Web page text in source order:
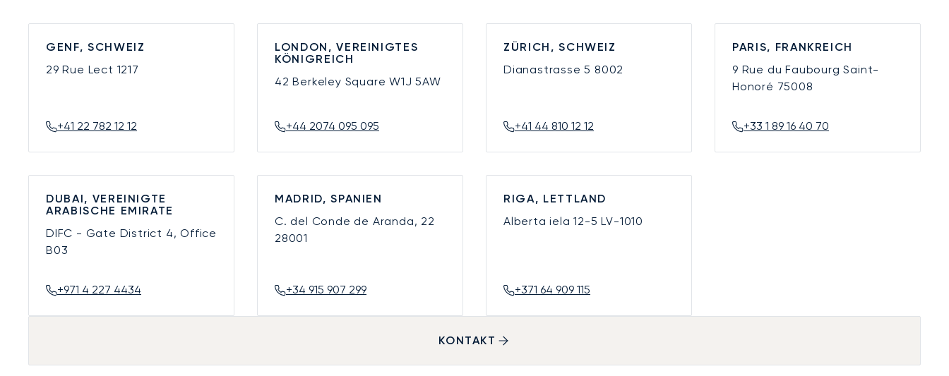
GENF, SCHWEIZ
29 Rue Lect 1217
+41 22 782 12 12
LONDON, VEREINIGTES
KÖNIGREICH
42 Berkeley SquareW1J 5AW
+44 2074 095 095
ZÜRICH, SCHWEIZ
Dianastrasse 5 8002
+41 44 810 12 12
PARIS, FRANKREICH
9 Rue du Faubourg Saint-
Honoré 75008
+33 1 89 16 40 70
DUBAI, VEREINIGTE
ARABISCHE EMIRATE
DIFC - Gate District 4, Office
B03
+971 4 227 4434
MADRID, SPANIEN
C. del Conde de Aranda, 22
28001
+34 915 907 299
RIGA, LETTLAND
Alberta iela 12-5LV-1010
+371 64 909 115
KONTAKT